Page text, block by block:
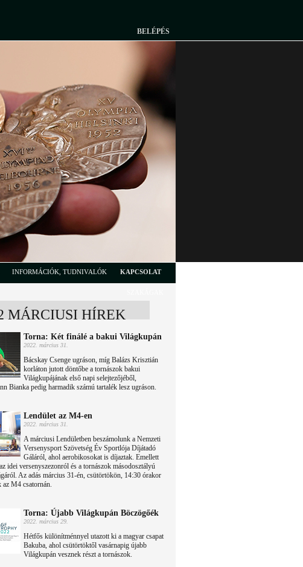
BELÉPÉS
INFORMÁCIÓK, TUDNIVALÓK KAPCSOLAT
MÁRCIUSI HÍREK
Torna: Két finálé a bakui Világkupán
2022. március 31.
Bácskay Csenge ugráson, míg Balázs Krisztián
korláton jutott döntőbe a tornászok bakui
Világkupájának első napi selejtezőjéből,
Bianka pedig harmadik számú tartalék lesz ugráson.
Lendület az M4-en
2022. március 31.
A márciusi Lendületben beszámolunk a Nemzeti
Versenysport Szövetség Év Sportlója Díjátadó
Gáláról, ahol aerobikosokat is díjaztak. Emellett
idei versenyszezonról és a tornászok másodosztályú
Az adás március 31-én, csütörtökön, 14:30 órakor
az M4 csatornán.
Torna: Újabb Világkupán Böczögőék
2022. március 29.
Hétfős különítménnyel utazott ki a magyar csapat
Bakuba, ahol csütörtöktől vasárnapig újabb
Világkupán vesznek részt a tornászok.